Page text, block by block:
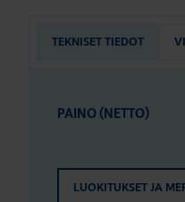
TEKNISET TIEDOT
PAINO (NETTO)
LUOKITUKSET JA